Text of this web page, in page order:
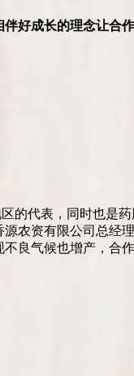
好成长的理念让合
的代表，同时也是
农资有限公司总经
不良气候也增产，合